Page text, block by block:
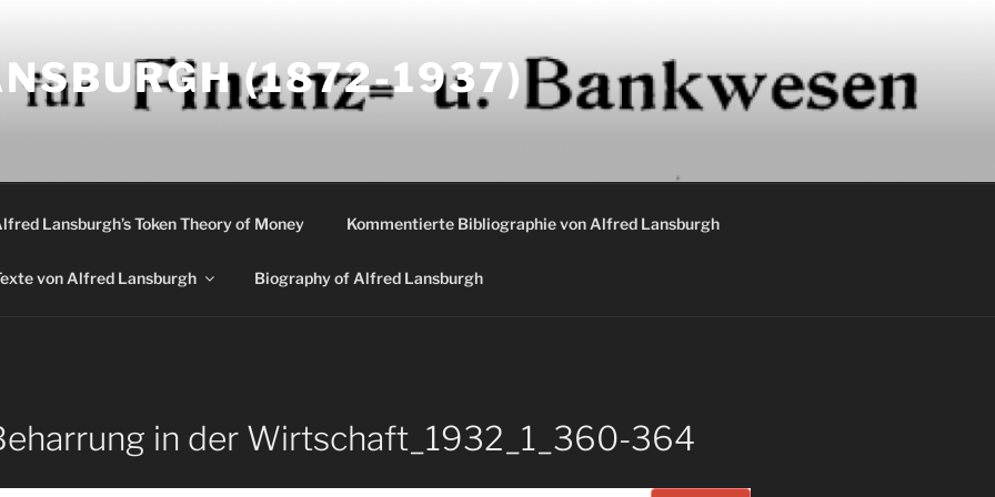
(1872-1937)
Lansburgh’s Token Theory of Money Kommentierte Bibliographie von Alfred Lansburgh
von Alfred Lansburgh Biography of Alfred Lansburgh
in der Wirtschaft_1932_1_360-364